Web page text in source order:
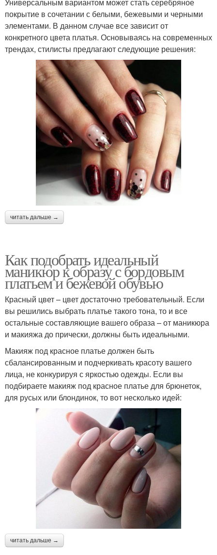
покрытие в сочетании с белыми, бежевыми и черными
элементами. В данном случае все зависит от
конкретного цвета платья. Основываясь на современных
трендах, стилисты предлагают следующие решения:
читать дальше →
Как подобрать идеальный
маникюр к образу с бордовым
платьем и бежевой обувью
Красный цвет – цвет достаточно требовательный. Если
вы решились выбрать платье такого тона, то и все
остальные составляющие вашего образа – от маникюра
и макияжа до прически, должны быть идеальными.
Макияж под красное платье должен быть
сбалансированным и подчеркивать красоту вашего
лица, не конкурируя с яркостью одежды. Если вы
подбираете макияж под красное платье для брюнеток,
для русых или блондинок, то вот несколько идей:
читать дальше →